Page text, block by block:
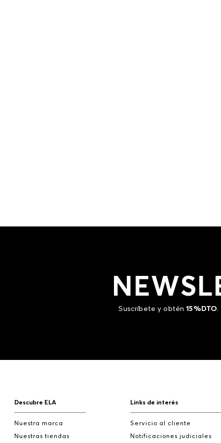
Suscríbete y obtén15%DTO.
Descubre ELA
Nuestra marca
Nuestras tiendas
Links de interés
Servicio al cliente
Notificaciones judiciales